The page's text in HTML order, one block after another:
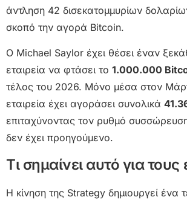
άντληση 42 δισεκατομμυρίων
σκοπό την αγορά Bitcoin.
Ο Michael Saylor έχει θέσει έναν
εταιρεία να φτάσει το 1.000.000
τέλος του 2026. Μόνο μέσα στον
εταιρεία έχει αγοράσει συνολικά
επιταχύνοντας τον ρυθμό
δεν έχει προηγούμενο.
Τι σημαίνει αυτό για
Η κίνηση της Strategy δημιουργεί ένα